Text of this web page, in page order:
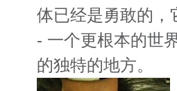
体已经是勇敢的，
- 一个更根本的世
的独特的地方。